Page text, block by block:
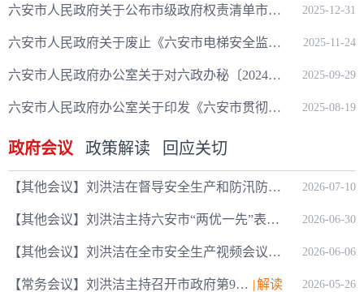
六安市人民政府关于公布市级政府权责清单市级公共服务清单市级行政权力中介服务清单(2025年版)的通知 2025-12-31
六安市人民政府关于废止《六安市电梯安全监督管理暂行办法》的决定 2025-11-24
六安市人民政府办公室关于对六政办秘〔2024〕17号文件部分内容进行修改的通知 2025-09-29
六安市人民政府办公室关于印发《六安市贯彻落实〈安徽省物业专项维修资金管理办法〉有关举措》的通知 2025-08-19
政府会议 政策解读 回应关切
【其他会议】刘洪洁在督导安全生产和防汛防台风准备工作时强调 抓实抓细各项措施 确保人民群... 2026-07-10
【其他会议】刘洪洁主持六安市“两优一先”表彰大会 2026-06-30
【其他会议】刘洪洁在全市安全生产视频会议上强调 坚决绷紧安全生产之弦 有效防范遏制各类事... 2026-06-06
|解读
【常务会议】刘洪洁主持召开市政府第92次常务会议 2026-05-26